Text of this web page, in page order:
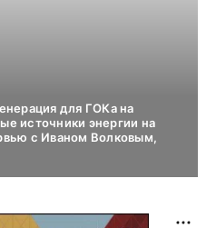
для ГОКа на
источники энергии на
с Иваном Волковым,